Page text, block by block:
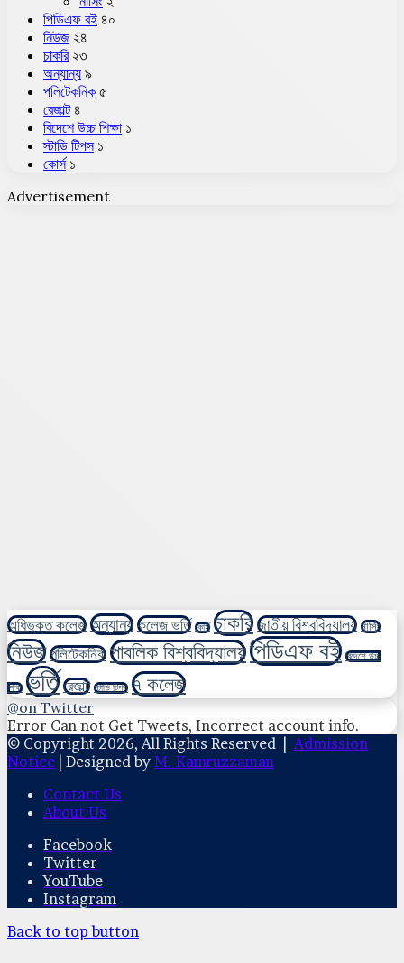
পিডিএফ বই ৪০
নিউজ ২৪
চাকরি ২৩
অন্যান্য ৯
পলিটেকনিক ৫
রেজাল্ট ৪
বিদেশে উচ্চ শিক্ষা ১
স্টাডি টিপস ১
কোর্স ১
Advertisement
অধিভুক্ত কলেজঅন্যান্যকলেজ ভর্তি কোর্স চাকরিজাতীয় বিশ্ববিদ্যালয় নার্সিং
নিউজ পলিটেকনিক পাবলিক বিশ্ববিদ্যালয়পিডিএফ বই বিদেশে উচ্চ
শিক্ষা ভর্তি রেজাল্ট স্টাডি টিপস ৭ কলেজ
@on Twitter
Error Can not Get Tweets, Incorrect account info.
© Copyright 2026, All Rights Reserved | Admission
Notice | Designed by M. Kamruzzaman
Contact Us
About Us
Facebook
Twitter
YouTube
Instagram
Back to top button